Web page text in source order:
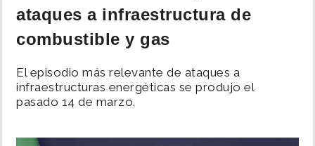
SUCESOS
POLÍTICA
ataques a infraestructura de
combustible y gas
El episodio más relevante de ataques a
infraestructuras energéticas se produjo el
pasado 14 de marzo.